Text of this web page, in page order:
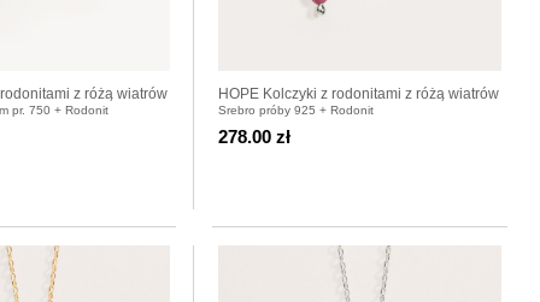
z różą wiatrów
pr. 750 + Rodonit
HOPE Kolczyki z rodonitami z różą wiatrów
srebrne
Srebro próby 925 + Rodonit
278.00 zł